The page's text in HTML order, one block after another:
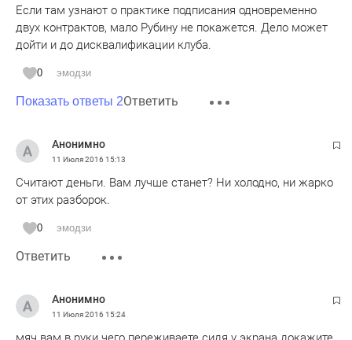
Если там узнают о практике подписания одновременно
двух контрактов, мало Рубину не покажется. Дело может
дойти и до дисквалификации клуба.
0 эмодзи
Показать ответы 2Ответить
Анонимно
11 Июля 2016 15:13
Считают деньги. Вам лучше станет? Ни холодно, ни жарко
от этих разборок.
0 эмодзи
Ответить
Анонимно
11 Июля 2016 15:24